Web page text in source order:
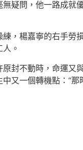
疑問，他一路成就
，楊嘉寧的右手勞
。
不動時，命運又
又一個轉機點：“